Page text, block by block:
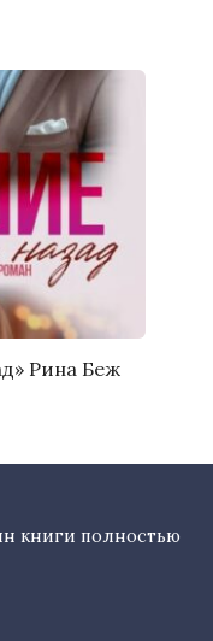
Рина Беж
книги полностью